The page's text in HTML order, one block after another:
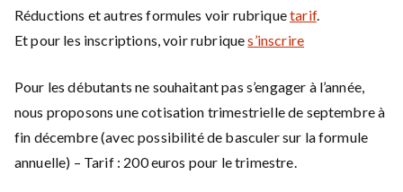
Réductions et autres formules voir rubriquetarif.
Et pour les inscriptions, voir rubriques’inscrire
Pour les débutants ne souhaitant pas s’engager à l’année,
nous proposons une cotisation trimestrielle de septembre à
fin décembre (avec possibilité de basculer sur la formule
annuelle) – Tarif : 200 euros pour le trimestre.